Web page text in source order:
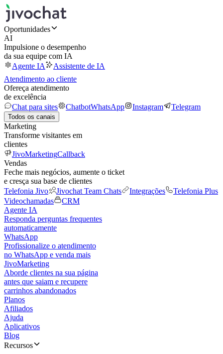
Oportunidades
AI
Impulsione o desempenho
da sua equipe com IA
Agente IA
Assistente de IA
Atendimento ao cliente
Ofereça atendimento
de excelência
Chat para sites
ChatbotWhatsApp Instagram Telegram
Todos os canais
Marketing
Transforme visitantes em
clientes
JivoMarketingCallback
Vendas
Feche mais negócios, aumente o ticket
e cresça sua base de clientes
Telefonia Jivo
Jivochat Team Chats Integrações
Telefonia Plus
Videochamadas
CRM
Agente IA
Responda perguntas frequentes
automaticamente
WhatsApp
Profissionalize o atendimento
no WhatsApp e venda mais
JivoMarketing
Aborde clientes na sua página
antes que saiam e recupere
carrinhos abandonados
Planos
Afiliados
Ajuda
Aplicativos
Blog
Recursos